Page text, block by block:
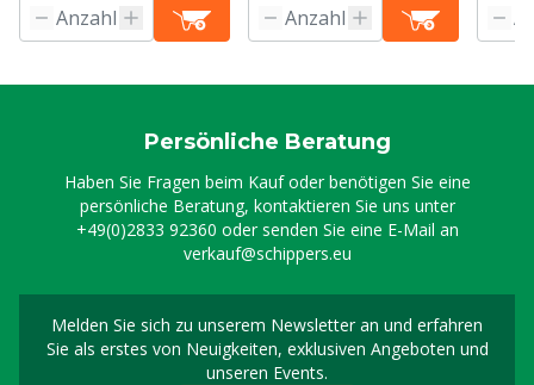
Persönliche Beratung
Haben Sie Fragen beim Kauf oder benötigen Sie eine
persönliche Beratung, kontaktieren Sie uns unter
+49(0)2833 92360 oder senden Sie eine E-Mail an
verkauf@schippers.eu
Melden Sie sich zu unserem Newsletter an und erfahren
Sie als erstes von Neuigkeiten, exklusiven Angeboten und
unseren Events.
Melden Sie sich für